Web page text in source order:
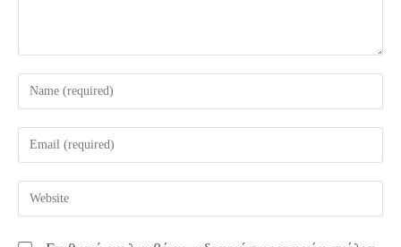
Enter
your
name
comment
Enter
your
email
address
Enter
your